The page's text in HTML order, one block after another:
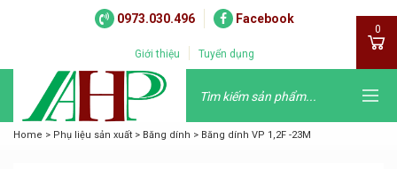
0973.030.496 Facebook
Giới thiệu Tuyển dụng
0
Home > Phụ liệu sản xuất > Băng dính > Băng dính VP 1,2F -23M